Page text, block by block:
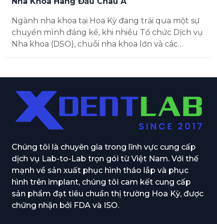
Ngành nha khoa tại Hoa Kỳ đang trải qua một sự
chuyển mình đáng kể, khi nhiều Tổ chức Dịch vụ
Nha khoa (DSO), chuỗi nha khoa lớn và các
phòng khám nha khoa ngày càng chuyển sang
Chúng tôi là chuyên gia trong lĩnh vực cung cấp
dịch vụ Lab-to-Lab trọn gói từ Việt Nam. Với thế
mạnh về sản xuất phục hình tháo lắp và phục
hình trên implant, chúng tôi cam kết cung cấp
sản phẩm đạt tiêu chuẩn thị trường Hoa Kỳ, được
chứng nhận bởi FDA và ISO.